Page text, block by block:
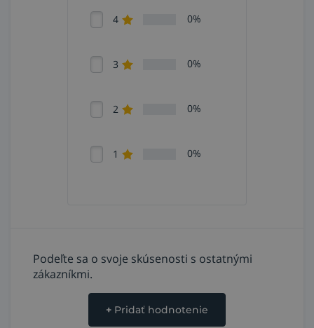
4 0%
3 0%
2 0%
1 0%
Podeľte sa o svoje skúsenosti s ostatnými
zákazníkmi.
+ Pridať hodnotenie